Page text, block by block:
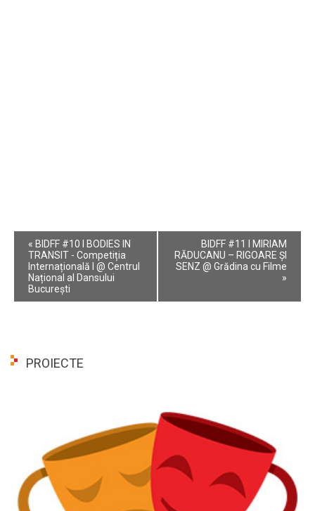
Event
Navigation
« BIDFF #10 I BODIES IN
TRANSIT - Competiția
Internațională I @ Centrul
Național al Dansului
București
BIDFF #11 I MIRIAM
RĂDUCANU – RIGOARE ȘI
SENZ @ Grădina cu Filme
»
PROIECTE